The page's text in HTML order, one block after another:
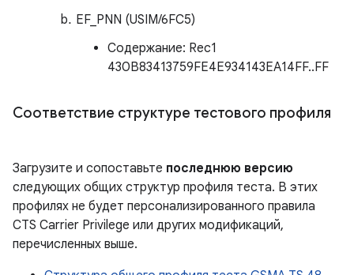
EF_PNN (USIM/6FC5)
Содержание: Rec1
430B83413759FE4E934143EA14FF..FF
Соответствие структуре тестового профиля
Загрузите и сопоставьте последнюю версию
следующих общих структур профиля теста. В этих
профилях не будет персонализированного правила
CTS Carrier Privilege или других модификаций,
перечисленных выше.